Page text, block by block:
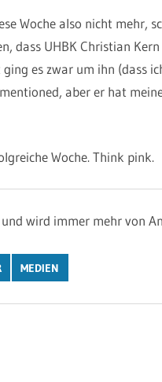
Woche also nicht mehr,
dass UHBK Christian
es zwar um ihn (dass
aber er hat
Woche. Think pink.
wird immer mehr von
MEDIEN